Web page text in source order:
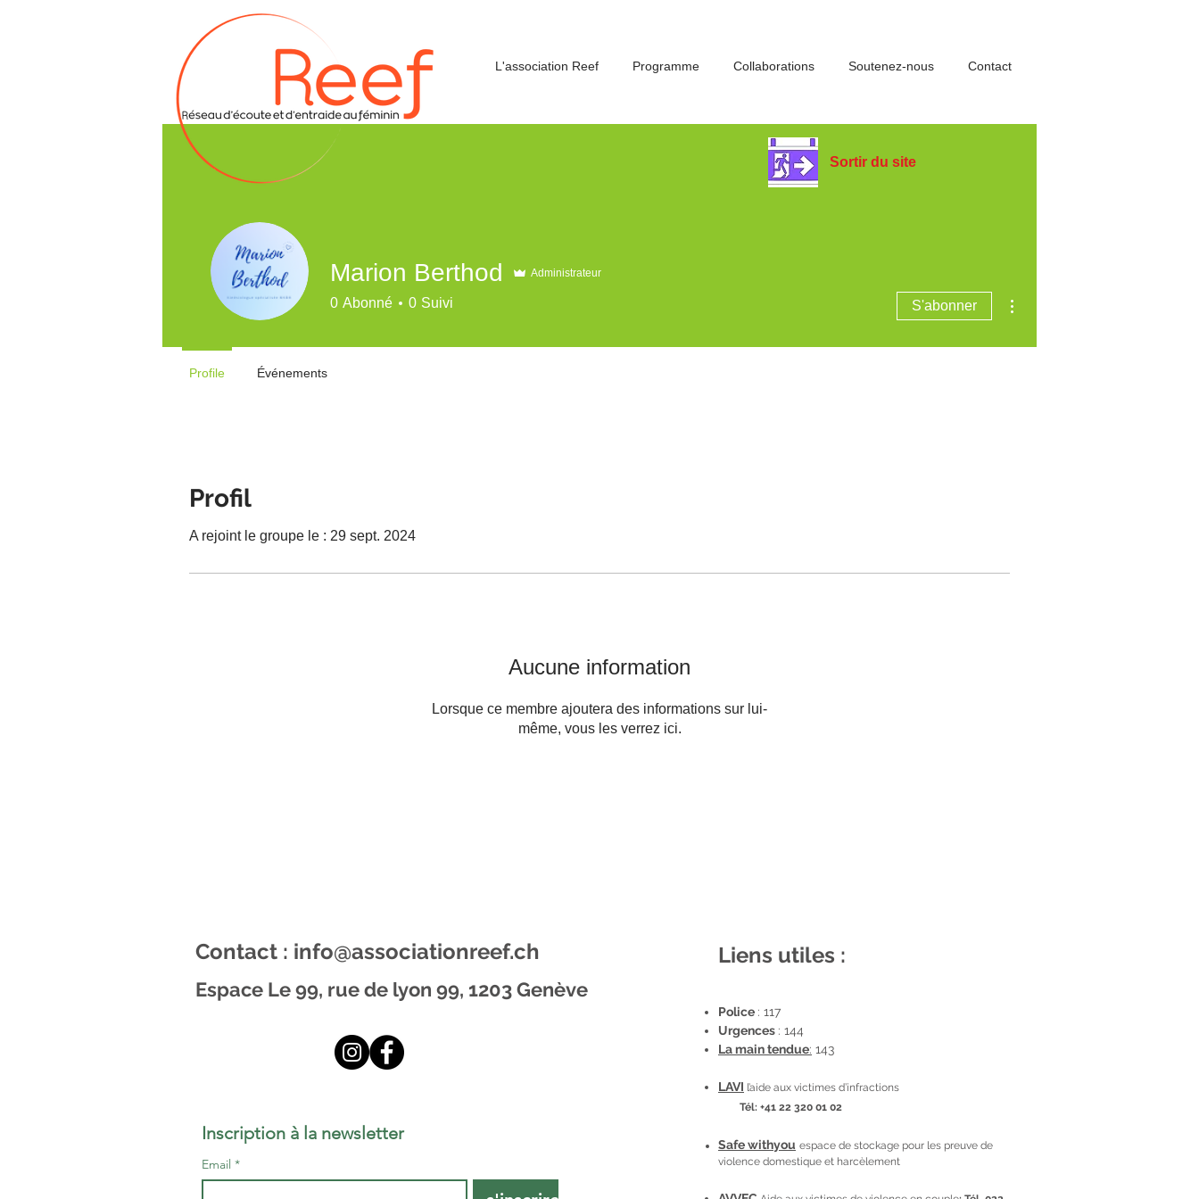
L'association Reef Programme Collaborations Soutenez-nous Contact
Sortir du site
Profil
A rejoint le groupe le : 29 sept. 2024
Aucune information
Lorsque ce membre ajoutera des informations sur lui-
même, vous les verrez ici.
Marion Berthod Administrateur
0 Abonné 0 Suivi S'abonner
Profile Événements
Contact : info@associationreef.ch Liens utiles :
Espace Le 99, rue de lyon 99, 1203 Genève
Inscription à la newsletter
Email *
Police : 117
Urgences : 144
La main tendue: 143
LAVI l’aide aux victimes d’infractions
Tél: +41 22 320 01 02
Safe withyou espace de stockage pour les preuve de
violence domestique et harcèlement